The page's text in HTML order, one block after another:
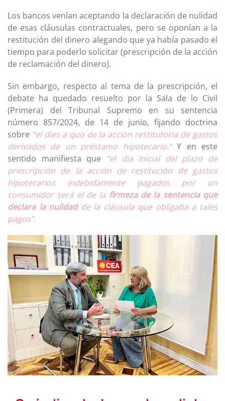
Los bancos venían aceptando la declaración de nulidad
de esas cláusulas contractuales, pero se oponían a la
restitución del dinero alegando que ya había pasado el
tiempo para poderlo solicitar (prescripción de la acción
de reclamación del dinero).
Sin embargo, respecto al tema de la prescripción, el
debate ha quedado resuelto por la Sala de lo Civil
(Primera) del Tribunal Supremo en su sentencia
número 857/2024, de 14 de junio, fijando doctrina
sobre “el dies a quo de la acción restitutoria de gastos
derivados de un préstamo hipotecario.”Y en este
sentido manifiesta que “el día inicial del plazo de
prescripción de la acción de restitución de gastos
hipotecarios indebidamente pagados por un
consumidor será el de la firmeza de la sentencia que
declara la nulidadde la cláusula que obligaba a tales
pagos”.